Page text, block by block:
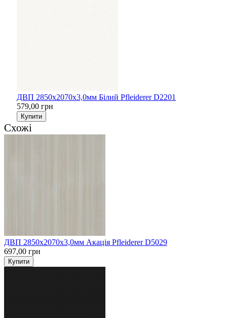
ДВП 2850х2070х3,0мм Білий Pfleiderer D2201
579,00 грн
Купити
Схожі
ДВП 2850х2070х3,0мм Акація Pfleiderer D5029
697,00 грн
Купити